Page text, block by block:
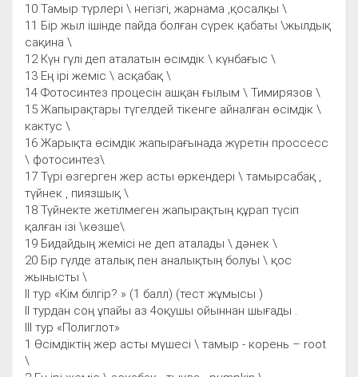
10 Тамыр түрлері \ негізгі, жарнама ,қосалқы \
11 Бір жыл ішінде пайда болған сүрек қабаты \жылдық
сақина \
12 Күн гүлі деп аталатын өсімдік \ күнбағыс \
13 Ең ірі жеміс \ асқабақ \
14 Фотосинтез процесін ашқан ғылым \ Тимирязов \
15 Жапырақтары түгелдей тікенге айналған өсімдік \
кактус \
16 Жарықта өсімдік жапырағынада жүретін проссесс
\ фотосинтез\
17 Түрі өзгерген жер асты өркендері \ тамырсабақ ,
түйнек , пиязшық \
18 Түйнекте жетілмеген жапырақтың құрап түсіп
қалған ізі \көзше\
19 Бидайдың жемісі не деп аталады \ дәнек \
20 Бір гүлде аталық пен аналықтың болуы \ қос
жынысты \
ІІ тур «Кім білгір? » (1 балл) (тест жұмысы )
ІІ турдан соң ұпайы аз 4оқушы ойыннан шығады .
ІІІ тур «Полиглот»
1 Өсімдіктің жер асты мүшесі \ тамыр - корень – root
\